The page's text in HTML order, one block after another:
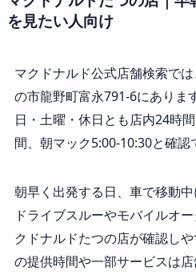
を見たい人向け
マクドナルド公式店舗検索で
の市龍野町富永791-6にありま
日・土曜・休日とも店内24時
間、朝マック5:00-10:30と確認
朝早く出発する日、車で移動中
ドライブスルーやモバイルオ
クドナルドたつの店が確認し
の提供時間や一部サービスは